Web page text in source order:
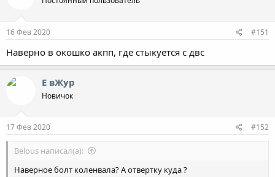
16 Фев 2020 #151
Наверно в окошко акпп, где стыкуется с двс
Е вЖур
Новичок
17 Фев 2020 #152
Belous написал(а):
Наверное болт коленвала? А отвертку куда ?